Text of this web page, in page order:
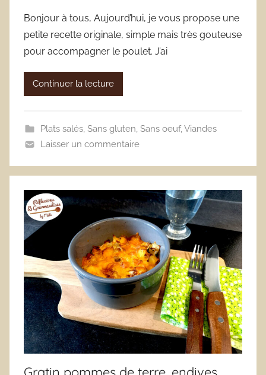
Bonjour à tous, Aujourd’hui, je vous propose une
petite recette originale, simple mais très gouteuse
pour accompagner le poulet. J’ai
Continuer la lecture
Plats salés, Sans gluten Sans oeuf, Viandes
Laisser un commentaire